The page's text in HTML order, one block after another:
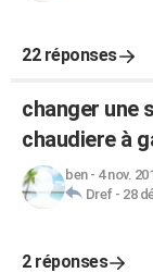
22 réponses
changer une
chaudiere à
ben- 4 nov.
Dref- 28
2 réponses